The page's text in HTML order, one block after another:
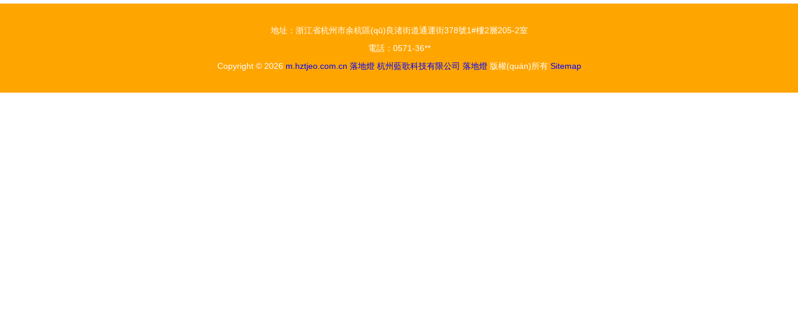
地址：浙江省杭州市余杭區(qū)良渚街道通運街378號1#樓2層205-2室
電話：0571-36**
Copyright © 2026 m.hztjeo.com.cn 落地燈 杭州藍歌科技有限公司 落地燈版權(quán)所有 Sitemap